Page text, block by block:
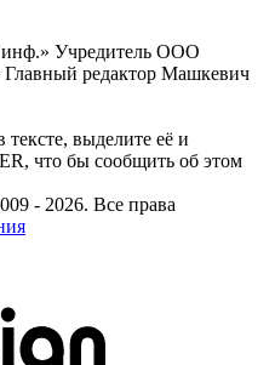
Учредитель ООО
редактор Машкевич
выделите её и
что бы сообщить об этом
- 2026. Все права